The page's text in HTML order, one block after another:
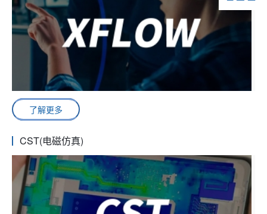
了解更多
CST(电磁仿真)